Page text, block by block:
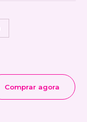
Comprar agora